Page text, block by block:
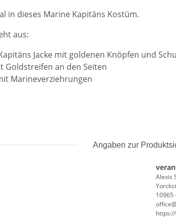
in dieses Marine Kapitäns Kostüm.
aus:
Jacke mit goldenen Knöpfen und
Goldstreifen an den Seiten
Marineverziehrungen
Angaben zur
Alexis
10965